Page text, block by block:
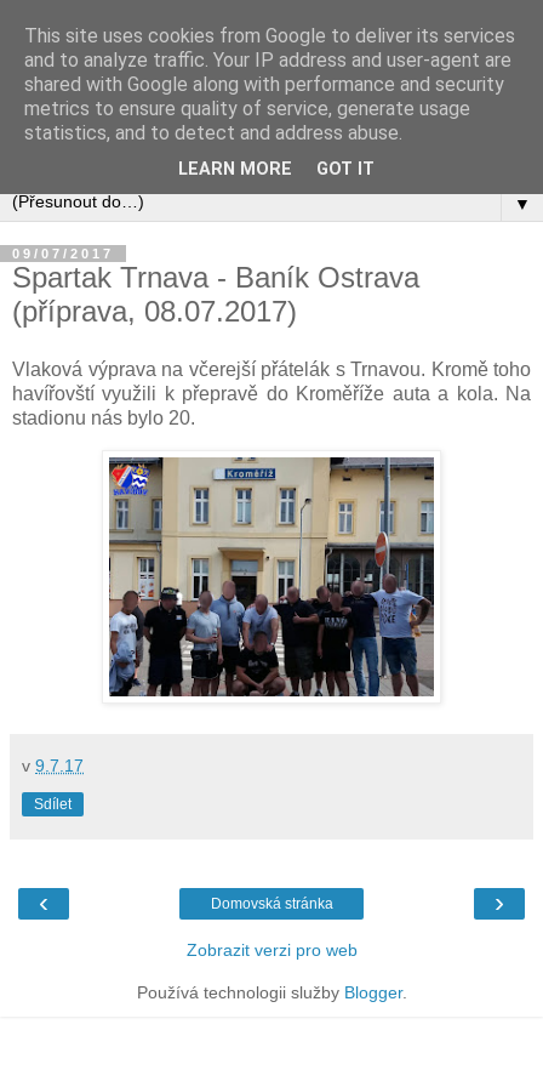
▼
09/07/2017
Spartak Trnava - Baník Ostrava
(příprava, 08.07.2017)
Vlaková výprava na včerejší přátelák s Trnavou. Kromě toho
havířovští využili k přepravě do Kroměříže auta a kola. Na
stadionu nás bylo 20.
v 9.7.17
Sdílet
‹ ›
Domovská stránka
Zobrazit verzi pro web
Používá technologii služby Blogger.
This site uses cookies from Google to deliver its services
and to analyze traffic. Your IP address and user-agent are
shared with Google along with performance and security
metrics to ensure quality of service, generate usage
statistics, and to detect and address abuse.
LEARN MORE GOT IT